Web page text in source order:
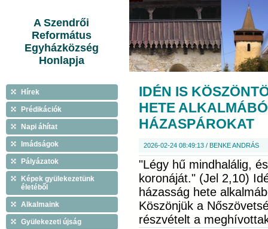
A Szendrői
Református
Egyházközség
Honlapja
Hírek
Prédikációk
Napi áhítat
Imádságok
Pályázatok
Képek gyülekezetünk
életéből
Alkalmaink
Gyülekezeti újság
IDÉN IS
HETE
HÁZASPÁROKAT
2026-02-24 08:49:13 / BENKE ANDRÁS
"Légy hű mindhalálig,
koronáját." (Jel 2,10)
házasság hete
Köszönjük a
részvételt a